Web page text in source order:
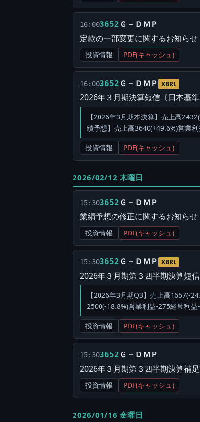
16:003652 Ｇ－ＤＭＰ
定款の一部変更に関するお知らせ
投資情報 PDF(キャッシュ)
16:003652 Ｇ－ＤＭＰ XBRL
2026年３月期決算短信〔日本基準
【2026年3月期本決算】売上高
績予想】売上高3640(+49.6%)営業
投資情報 PDF(キャッシュ)
2026/02/12 木曜日
15:303652 Ｇ－ＤＭＰ
業績予想の修正に関するお知らせ
投資情報 PDF(キャッシュ)
15:303652 Ｇ－ＤＭＰ XBRL
2026年３月期第３四半期決算短
【2026年3月期Q3】売上高1657(-
2500(-18.8%)営業利益-275経常利
投資情報 PDF(キャッシュ)
15:303652 Ｇ－ＤＭＰ
2026年３月期第３四半期決算補
投資情報 PDF(キャッシュ)
2026/01/16 金曜日